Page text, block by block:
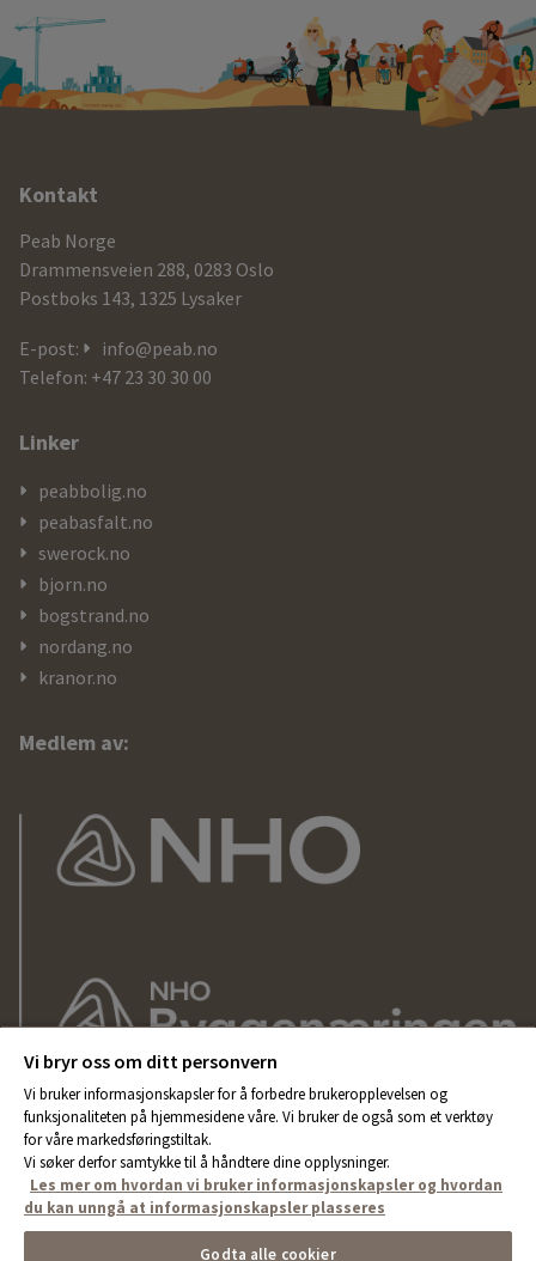
Ytterligere
informasjon
og
kontaktdetaljer
Kontakt
Peab Norge
Drammensveien 288, 0283 Oslo
Postboks 143, 1325 Lysaker
E-post:
info@peab.no
Telefon: +47 23 30 30 00
Linker
peabbolig.no
peabasfalt.no
swerock.no
bjorn.no
bogstrand.no
nordang.no
kranor.no
Medlem av:
Vi bryr oss om ditt personvern
Vi bruker informasjonskapsler for å forbedre brukeropplevelsen og
funksjonaliteten på hjemmesidene våre. Vi bruker de også som et verktøy
for våre markedsføringstiltak.
Vi søker derfor samtykke til å håndtere dine opplysninger.
Les mer om hvordan vi bruker informasjonskapsler og hvordan
du kan unngå at informasjonskapsler plasseres
Godta alle cookier